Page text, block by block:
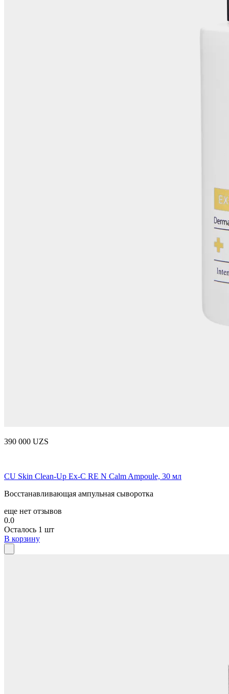
390 000 UZS
CU Skin Clean-Up Ex-C RE N Calm Ampoule, 30 мл
Восстанавливающая ампульная сыворотка
еще нет отзывов
0.0
Осталось 1 шт
В корзину